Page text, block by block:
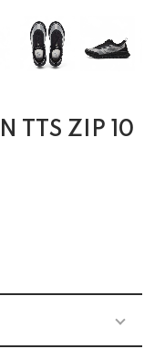
TTS ZIP 10